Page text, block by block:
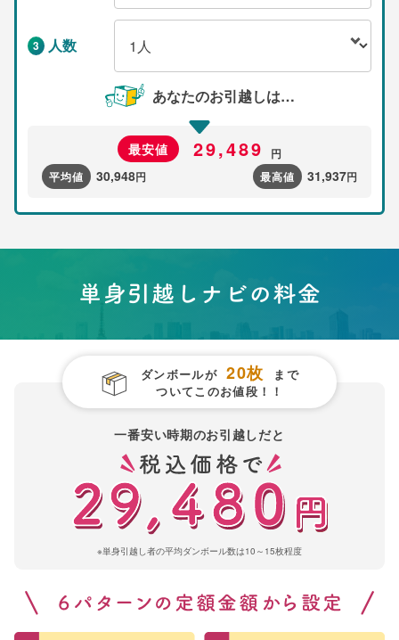
3 人数
あなたのお引越しは…
最安値 29,489
円
平均値
30,948円 最高値 31,937円
ダンボールが 20枚
まで
ついてこのお値段！！
一番安い時期のお引越しだと
※単身引越し者の平均ダンボール数は10～15枚程度